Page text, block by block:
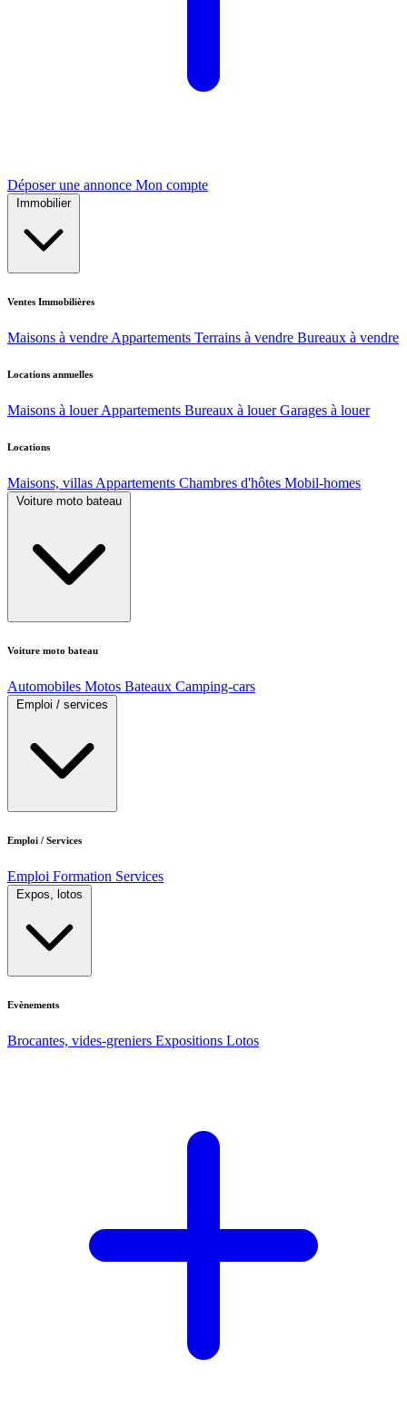
Déposer une annonce Mon compte
Immobilier
Ventes Immobilières
Maisons à vendre Appartements Terrains à vendre Bureaux à vendre
Locations annuelles
Maisons à louer Appartements Bureaux à louer Garages à louer
Locations
Maisons, villas Appartements Chambres d'hôtes Mobil-homes
Voiture moto bateau
Voiture moto bateau
Automobiles Motos Bateaux Camping-cars
Emploi / services
Emploi / Services
Emploi Formation Services
Expos, lotos
Evènements
Brocantes, vides-greniers Expositions Lotos